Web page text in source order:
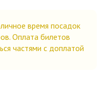
время посадок
Оплата билетов
частями с доплатой